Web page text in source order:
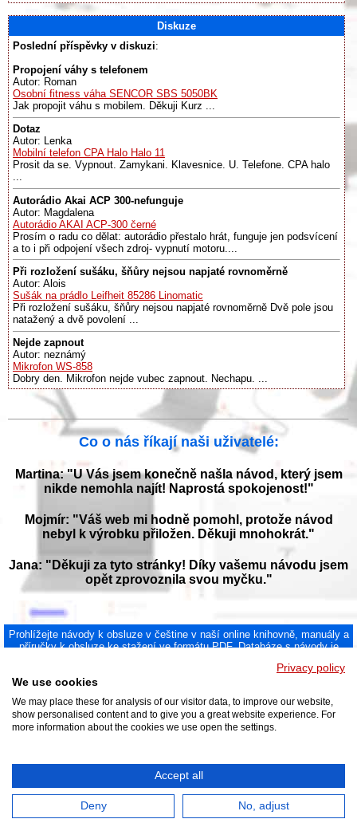
Diskuze
Poslední příspěvky v diskuzi:
Propojení váhy s telefonem
Autor: Roman
Osobní fitness váha SENCOR SBS 5050BK
Jak propojit váhu s mobilem. Děkuji Kurz ...
Dotaz
Autor: Lenka
Mobilní telefon CPA Halo Halo 11
Prosit da se. Vypnout. Zamykani. Klavesnice. U. Telefone. CPA halo
...
Autorádio Akai ACP 300-nefunguje
Autor: Magdalena
Autorádio AKAI ACP-300 černé
Prosím o radu co dělat: autorádio přestalo hrát, funguje jen podsvícení
a to i při odpojení všech zdroj- vypnutí motoru....
Při rozložení sušáku, šňůry nejsou napjaté rovnoměrně
Autor: Alois
Sušák na prádlo Leifheit 85286 Linomatic
Při rozložení sušáku, šňůry nejsou napjaté rovnoměrně Dvě pole jsou
natažený a dvě povolení ...
Nejde zapnout
Autor: neznámý
Mikrofon WS-858
Dobry den. Mikrofon nejde vubec zapnout. Nechapu. ...
Co o nás říkají naši uživatelé:
Martina: "U Vás jsem konečně našla návod, který jsem
nikde nemohla najít! Naprostá spokojenost!"
Mojmír: "Váš web mi hodně pomohl, protože návod
nebyl k výrobku přiložen. Děkuji mnohokrát."
Jana: "Děkuji za tyto stránky! Díky vašemu návodu jsem
opět zprovoznila svou myčku."
Prohlížejte návody k obsluze v češtine v naší online knihovně, manuály a
příručky k obsluze ke stažení ve formátu PDF. Databáze s návody je
NAVOD-K-OBSLUZE.cz
Privacy policy
We use cookies
We may place these for analysis of our visitor data, to improve our website,
show personalised content and to give you a great website experience. For
more information about the cookies we use open the settings.
Accept all
Deny No, adjust